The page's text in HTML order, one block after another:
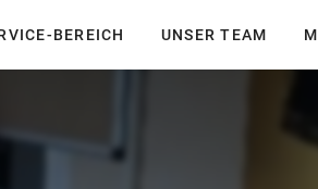
BEREICH UNSER TEAM